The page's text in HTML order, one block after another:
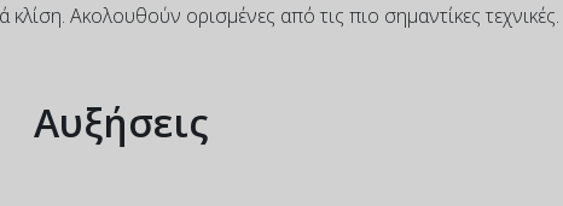
Ακολουθούν ορισμένες από τις πιο σημαντίκες τεχνικές.
Αυξήσεις